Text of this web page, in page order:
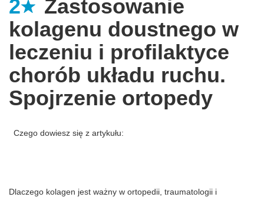
2
Zastosowanie
kolagenu doustnego w
leczeniu i profilaktyce
chorób układu ruchu.
Spojrzenie ortopedy
Czego dowiesz się z artykułu:
Dlaczego kolagen jest ważny w ortopedii, traumatologii i